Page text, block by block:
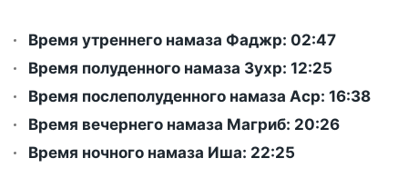
Время утреннего намаза Фаджр: 02:47
Время полуденного намаза Зухр: 12:25
Время послеполуденного намаза Аср: 16:38
Время вечернего намаза Магриб: 20:26
Время ночного намаза Иша: 22:25